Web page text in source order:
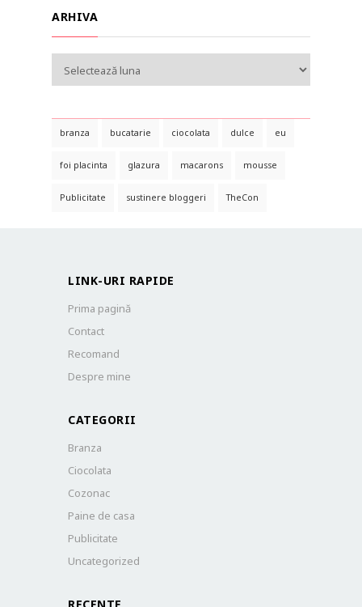
ARHIVA
branza bucatarie ciocolata dulce eu
foi placinta glazura macarons mousse
Publicitate sustinere bloggeri TheCon
LINK-URI RAPIDE
Prima pagină
Contact
Recomand
Despre mine
CATEGORII
Branza
Ciocolata
Cozonac
Paine de casa
Publicitate
Uncategorized